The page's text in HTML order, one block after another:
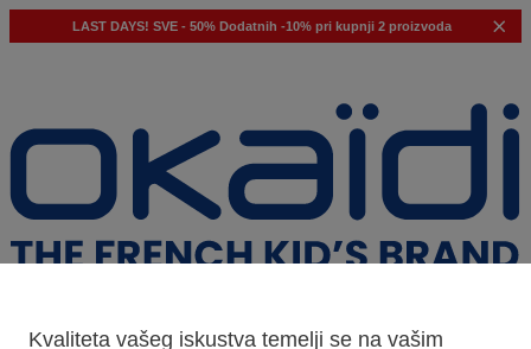
LAST DAYS! SVE - 50% Dodatnih -10% pri kupnji 2 proizvoda
Kvaliteta vašeg iskustva temelji se na vašim